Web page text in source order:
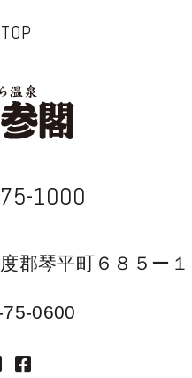
1000
郡琴平町６８５ー１
0600